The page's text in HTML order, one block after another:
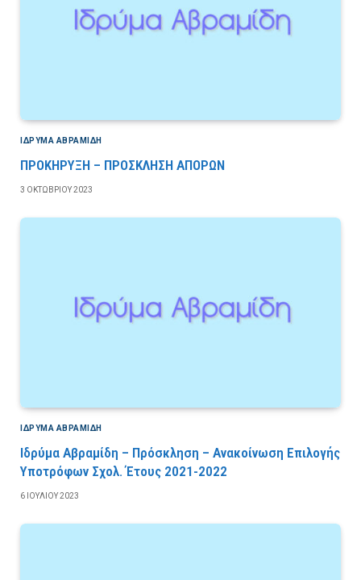
ΙΔΡΎΜΑ ΑΒΡΑΜΊΔΗ
ΠΡΟΚΗΡΥΞΗ – ΠΡΟΣΚΛΗΣΗ ΑΠΟΡΩΝ
3 ΟΚΤΩΒΡΊΟΥ 2023
ΙΔΡΎΜΑ ΑΒΡΑΜΊΔΗ
Ιδρύμα Αβραμίδη – Πρόσκληση – Ανακοίνωση Επιλογής
Υποτρόφων Σχολ. Έτους 2021-2022
6 ΙΟΥΛΊΟΥ 2023